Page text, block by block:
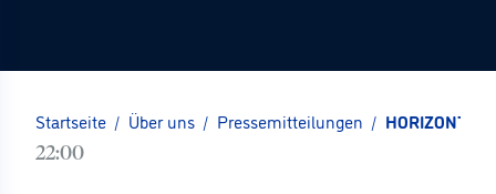
Startseite / Über uns / Pressemitteilungen / HORIZONT-
22:00